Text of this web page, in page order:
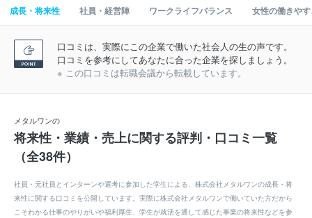
成長・将来性 社員・経営陣 ワークライフバランス 女性の働きや
口コミは、実際にこの企業で働いた社会人の生の声です。
口コミを参考にしてあなたに合った企業を探しましょう。
※ この口コミは転職会議から転載しています。
メタルワンの
将来性・業績・売上に関する評判・口コミ一覧
（全38件）
社員・元社員とインターンや選考に参加した学生による、株式会社メタルワンの成長・将
来性に関する口コミを公開しています。実際に株式会社メタルワンで働いていた方だから
こそわかる仕事のやりがいや福利厚生、学生が就活を通して感じた事業の将来性などを参